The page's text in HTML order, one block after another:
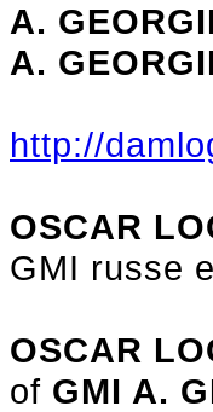
A.
A.
http://
OSCAR
GMI russe
OSCAR
of GMI A.